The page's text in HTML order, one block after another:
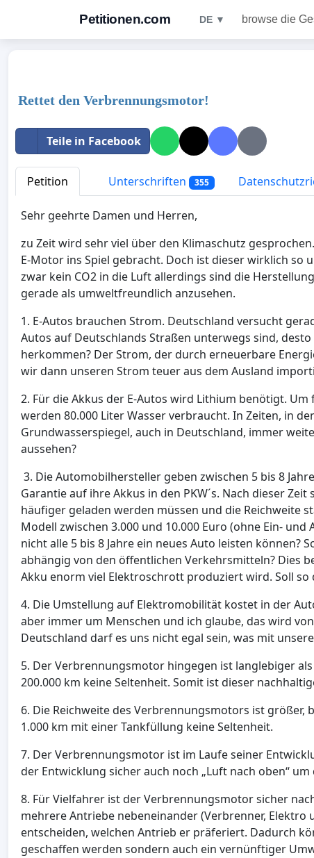
Petitionen.com DE ▼ browse die
Rettet den Verbrennungsmotor!
Teile in Facebook
Petition Unterschriften 355
Sehr geehrte Damen und Herren,
zu Zeit wird sehr viel über den Klimaschutz
E-Motor ins Spiel gebracht. Doch ist dieser wirklich
zwar kein CO2 in die Luft allerdings sind die
gerade als umweltfreundlich anzusehen.
1. E-Autos brauchen Strom. Deutschland versucht
Autos auf Deutschlands Straßen unterwegs sind,
herkommen? Der Strom, der durch erneuerbare
wir dann unseren Strom teuer aus dem Ausland
2. Für die Akkus der E-Autos wird Lithium benötigt.
werden 80.000 Liter Wasser verbraucht. In Zeiten, in
Grundwasserspiegel, auch in Deutschland, immer
aussehen?
3. Die Automobilhersteller geben zwischen 5 bis 8
Garantie auf ihre Akkus in den PKW´s. Nach dieser
häufiger geladen werden müssen und die Reichweite
Modell zwischen 3.000 und 10.000 Euro (ohne Ein-
nicht alle 5 bis 8 Jahre ein neues Auto leisten können?
abhängig von den öffentlichen Verkehrsmitteln? Dies
Akku enorm viel Elektroschrott produziert wird. Soll so
4. Die Umstellung auf Elektromobilität kostet in der
aber immer um Menschen und ich glaube, das wird
Deutschland darf es uns nicht egal sein, was mit
5. Der Verbrennungsmotor hingegen ist langlebiger
200.000 km keine Seltenheit. Somit ist dieser
6. Die Reichweite des Verbrennungsmotors ist größer,
1.000 km mit einer Tankfüllung keine Seltenheit.
7. Der Verbrennungsmotor ist im Laufe seiner
der Entwicklung sicher auch noch „Luft nach oben“
8. Für Vielfahrer ist der Verbrennungsmotor sicher
mehrere Antriebe nebeneinander (Verbrenner,
entscheiden, welchen Antrieb er präferiert. Dadurch
geschaffen werden sondern auch ein vernünftiger